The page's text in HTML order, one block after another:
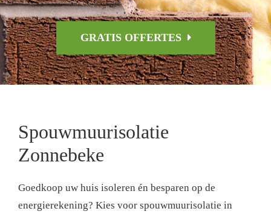
GRATIS OFFERTES
Spouwmuurisolatie
Zonnebeke
Goedkoop uw huis isoleren én besparen op de
energierekening? Kies voor spouwmuurisolatie in